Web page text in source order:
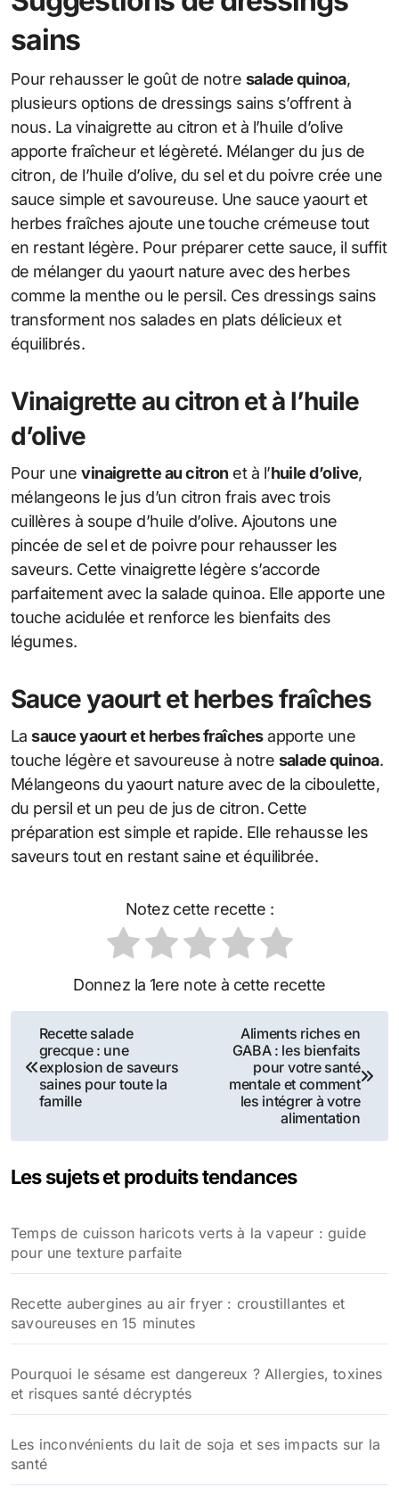
sains
Pour rehausser le goût de notre salade quinoa,
plusieurs options de dressings sains s’offrent à
nous. La vinaigrette au citron et à l’huile d’olive
apporte fraîcheur et légèreté. Mélanger du jus de
citron, de l’huile d’olive, du sel et du poivre crée une
sauce simple et savoureuse. Une sauce yaourt et
herbes fraîches ajoute une touche crémeuse tout
en restant légère. Pour préparer cette sauce, il suffit
de mélanger du yaourt nature avec des herbes
comme la menthe ou le persil. Ces dressings sains
transforment nos salades en plats délicieux et
équilibrés.
Vinaigrette au citron et à l’huile
d’olive
Pour unevinaigrette au citron et à l’huile d’olive,
mélangeons le jus d’un citron frais avec trois
cuillères à soupe d’huile d’olive. Ajoutons une
pincée de sel et de poivre pour rehausser les
saveurs. Cette vinaigrette légère s’accorde
parfaitement avec la salade quinoa. Elle apporte une
touche acidulée et renforce les bienfaits des
légumes.
Sauce yaourt et herbes fraîches
Lasauce yaourt et herbes fraîchesapporte une
touche légère et savoureuse à notre salade quinoa.
Mélangeons du yaourt nature avec de la ciboulette,
du persil et un peu de jus de citron. Cette
préparation est simple et rapide. Elle rehausse les
saveurs tout en restant saine et équilibrée.
Notez cette recette :
Donnez la 1ere note à cette recette
Navigation
de
l’article
Recette salade
grecque : une
explosion de saveurs
saines pour toute la
famille
Aliments riches en
GABA : les bienfaits
pour votre santé
mentale et comment
les intégrer à votre
alimentation
Les sujets et produits tendances
Temps de cuisson haricots verts à la vapeur : guide
pour une texture parfaite
Recette aubergines au air fryer : croustillantes et
savoureuses en 15 minutes
Pourquoi le sésame est dangereux ? Allergies, toxines
et risques santé décryptés
Les inconvénients du lait de soja et ses impacts sur la
santé